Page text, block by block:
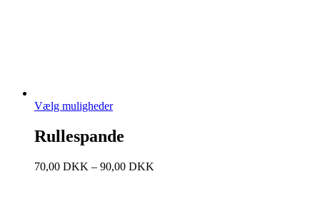
Vælg muligheder
Rullespande
70,00 DKK – 90,00 DKK